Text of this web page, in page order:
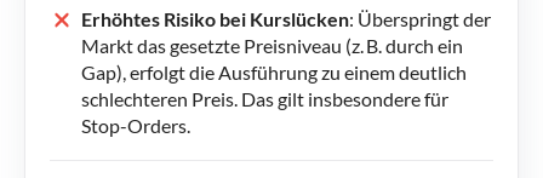
Erhöhtes Risiko bei Kurslücken: Überspringt der
Markt das gesetzte Preisniveau (z. B. durch ein
Gap), erfolgt die Ausführung zu einem deutlich
schlechteren Preis. Das gilt insbesondere für
Stop-Orders.